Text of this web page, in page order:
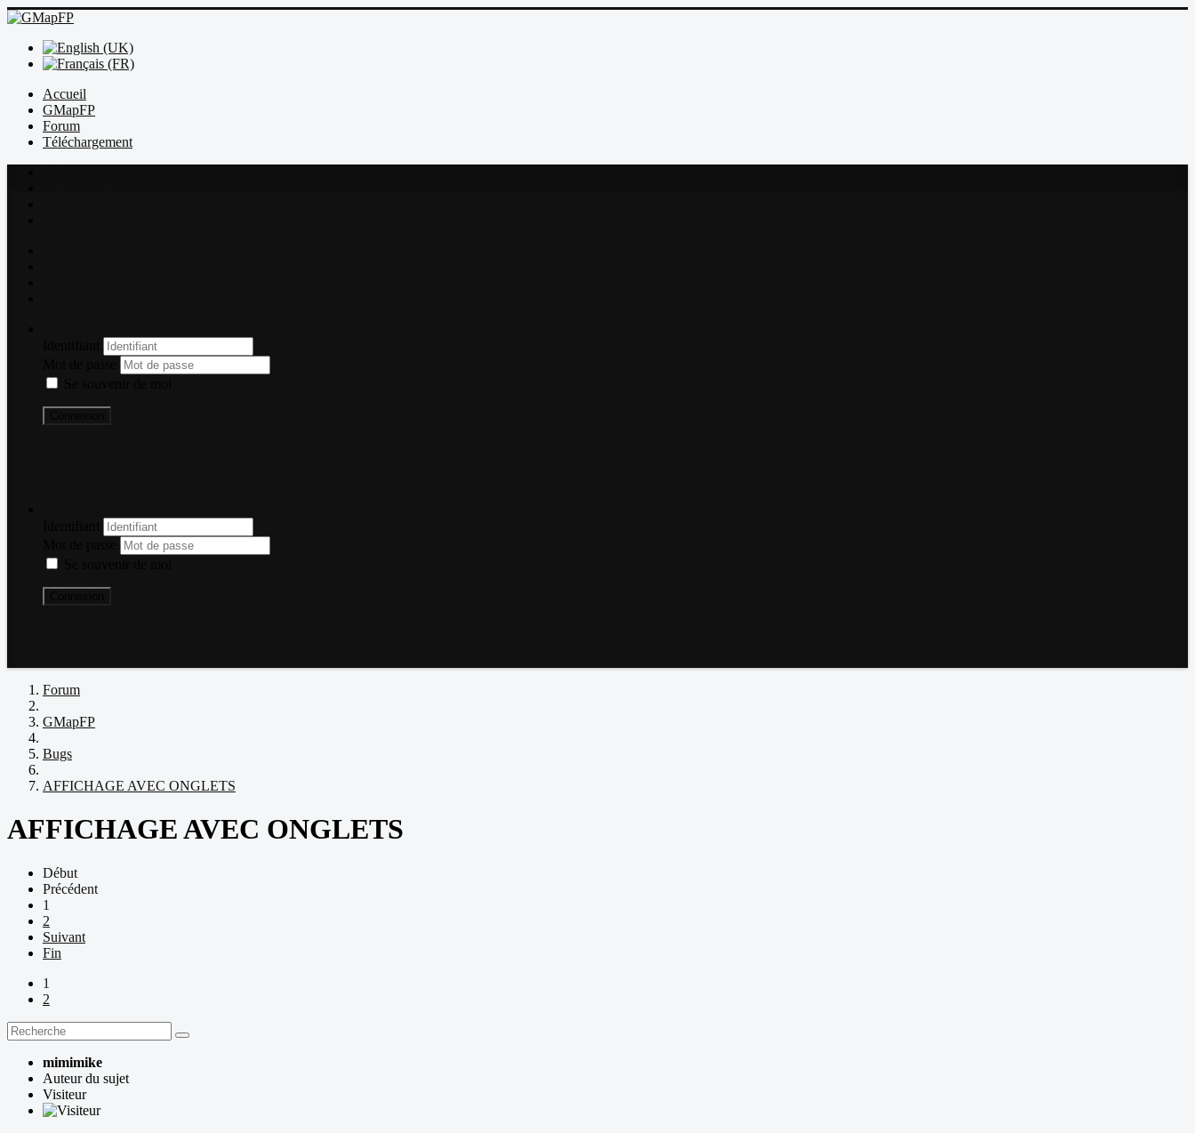
Accueil
GMapFP
Forum
Téléchargement
Forum
GMapFP
Bugs
AFFICHAGE AVEC ONGLETS
AFFICHAGE AVEC ONGLETS
Début
Précédent
1
2
Suivant
Fin
1
2
mimimike
Auteur du sujet
Visiteur